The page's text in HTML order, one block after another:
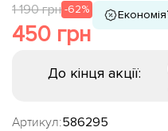
1 190 грн -62%
450 грн
Економія
До кінця акції:
Артикул:586295